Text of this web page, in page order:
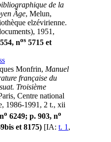
de la
Âge, Melun,
elzévirienne.
1951,
nos 5715 et
Monfrin, Manuel
française du
Troisième
Centre national
1986-1991, 2 t., xii
o 6249; p. 903, no
et 8175) [IA: t. 1 ,